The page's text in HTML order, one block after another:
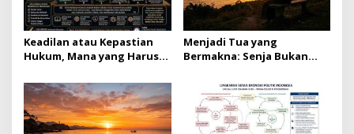
Keadilan atau Kepastian
Hukum, Mana yang Harus
Menjadi Tua yang
Bermakna: Senja Bukan